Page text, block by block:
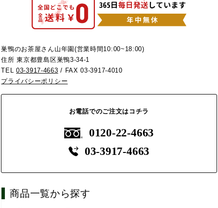
巣鴨のお茶屋さん山年園(営業時間10:00~18:00)
住所 東京都豊島区巣鴨3-34-1
TEL03-3917-4663 / FAX 03-3917-4010
プライバシーポリシー
お電話でのご注文はコチラ
0120-22-4663
03-3917-4663
商品一覧から探す